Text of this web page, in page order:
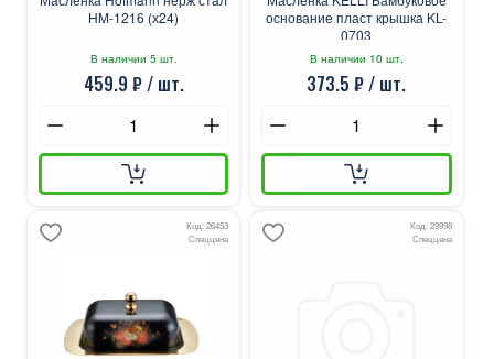
HM-1216 (х24)
В наличии 5 шт.
459.9 ₽ / шт.
основание пласт крышка KL-
0703
В наличии 10 шт.
373.5 ₽ / шт.
Код: 26453
Спеццена
Код: 29998
Спеццена